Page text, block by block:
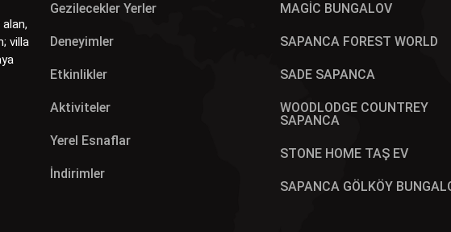
alan,
villa
Gezilecekler Yerler
Deneyimler
Etkinlikler
Aktiviteler
Yerel Esnaflar
İndirimler
MAGİC BUNGALOV
SAPANCA FOREST WORLD
SADE SAPANCA
WOODLODGE COUNTREY
SAPANCA
STONE HOME TAŞ EV
SAPANCA GÖLKÖY